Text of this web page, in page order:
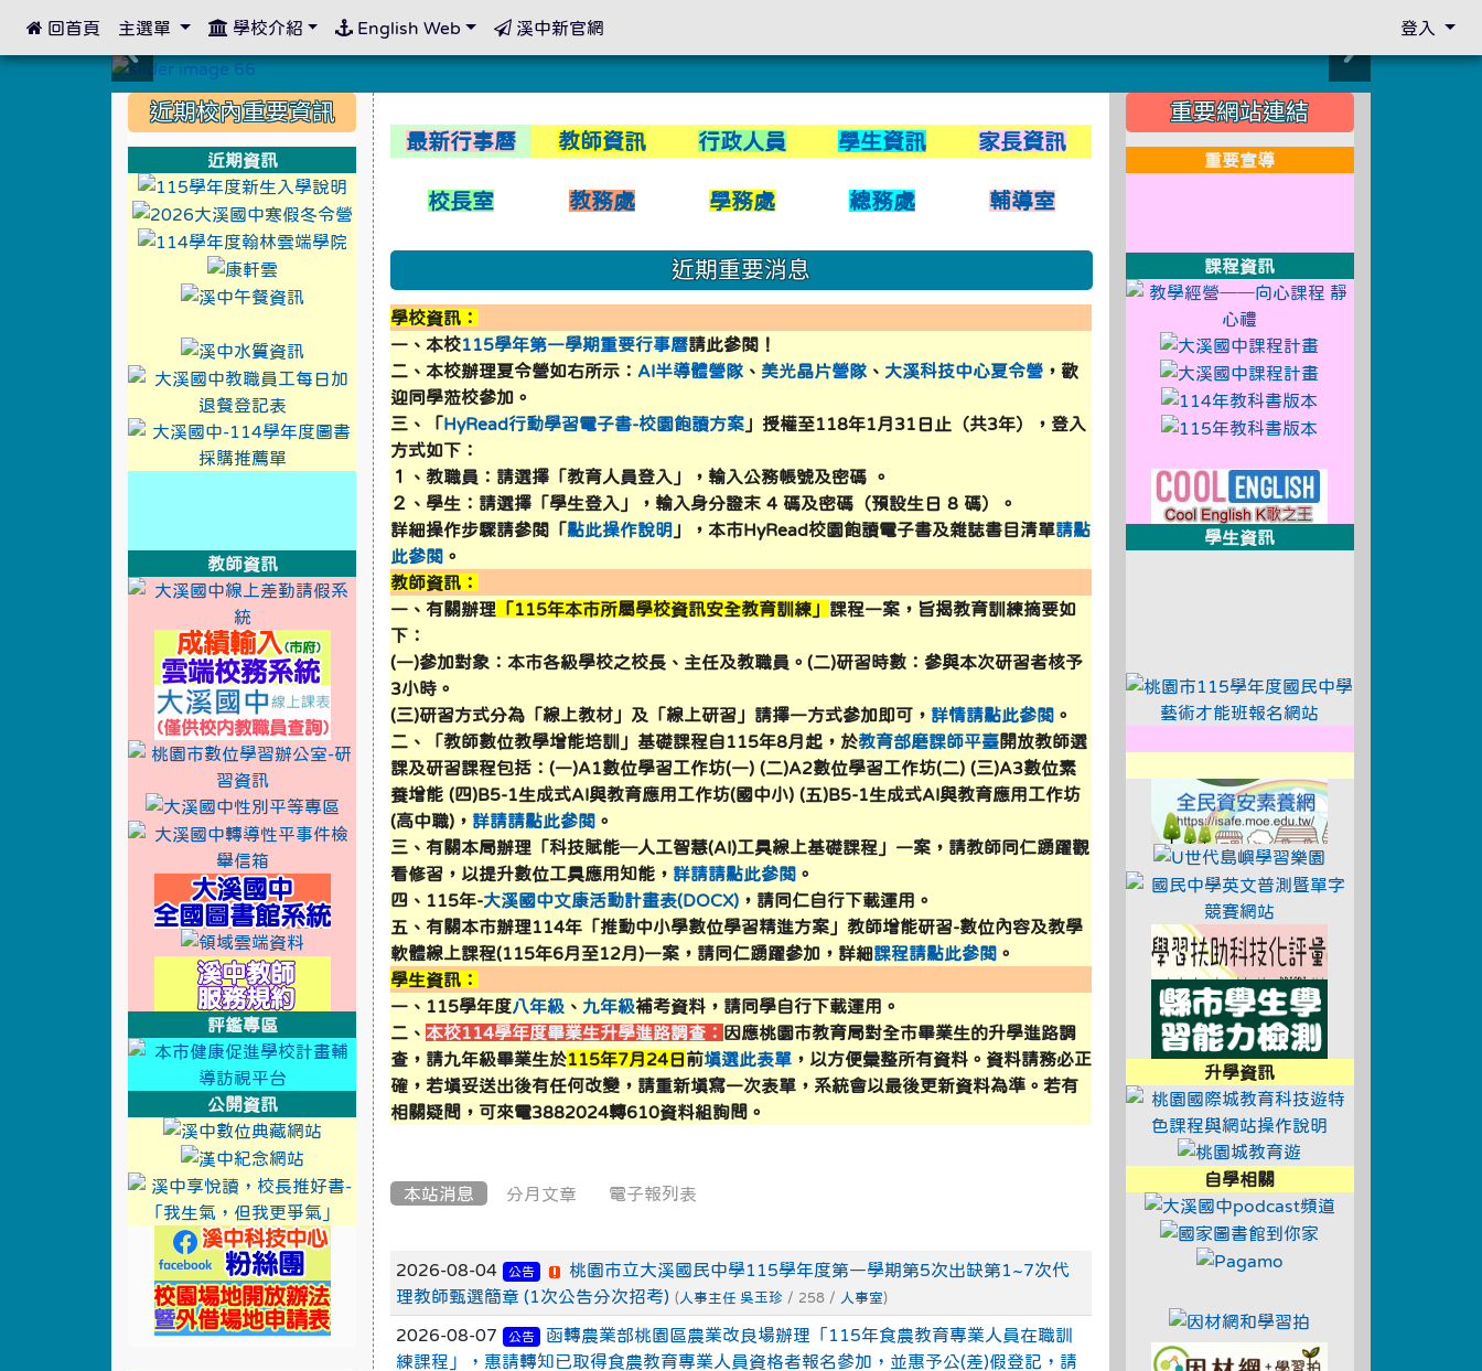
link to https://xwww.dsjh.tyc.edu.tw/uploads/tad_blocks/image/1140918.jpg \
最新行事曆 教師資訊 行政人員 學生資訊 家長資訊
校長室 教務處 學務處 總務處 輔導室
近期重要消息
學校資訊：
一、本校115學年第一學期重要行事曆請此參閱！
二、本校辦理夏令營如右所示： AI半導體營隊 、 美光晶片營隊 、 大溪科技中心夏令營 ，歡
迎同學蒞校參加。
三、「HyRead行動學習電子書-校園飽讀方案 」授權至118年1月31日止（共3年），登入
方式如下：
１、教職員：請選擇「教育人員登入」，輸入公務帳號及密碼 。
２、學生：請選擇「學生登入」，輸入身分證末 4 碼及密碼（預設生日 8 碼）。
詳細操作步驟請參閱「點此操作說明 」，本市HyRead校園飽讀電子書及雜誌書目清單請點
此參閱 。
教師資訊：
一、有關辦理 「115年本市所屬學校資訊安全教育訓練」 課程一案，旨揭教育訓練摘要如
下：
(一)參加對象：本市各級學校之校長、主任及教職員。(二)研習時數：參與本次研習者核予
3小時。
(三)研習方式分為「線上教材」及「線上研習」請擇一方式參加即可， 詳情請點此參閱 。
二、「教師數位教學增能培訓」基礎課程自115年8月起，於教育部磨課師平臺開放教師選
課及研習課程包括：(一)A1數位學習工作坊(一) (二)A2數位學習工作坊(二) (三)A3數位素
養增能 (四)B5-1生成式AI與教育應用工作坊(國中小) (五)B5-1生成式AI與教育應用工作坊
(高中職) ， 詳請請點此參閱 。
三、有關本局辦理「科技賦能─人工智慧(AI)工具線上基礎課程」一案，請教師同仁踴躍觀
看修習，以提升數位工具應用知能， 詳請請點此參閱 。
四、115年-大溪國中文康活動計畫表(DOCX) ，請同仁自行下載運用。
五、有關本市辦理114年「推動中小學數位學習精進方案」教師增能研習-數位內容及教學
軟體線上課程(115年6月至12月)一案，請同仁踴躍參加，詳細課程請點此參閱 。
學生資訊：
一、115學年度八年級 、 九年級補考資料，請同學自行下載運用。
二、 本校114學年度畢業生升學進路調查： 因應桃園市教育局對全市畢業生的升學進路調
查，請九年級畢業生於115年7月24日前填選此表單 ，以方便彙整所有資料。資料請務必正
確，若填妥送出後有任何改變，請重新填寫一次表單，系統會以最後更新資料為準。若有
相關疑問，可來電3882024轉610資料組詢問。
本站消息 分月文章 電子報列表
文章列表
2026-08-04 公告
桃園市立大溪國民中學115學年度第一學期第5次出缺第1~7次代
理教師甄選簡章 (1次公告分次招考) ( 人事主任 吳玉珍 / 258 / 人事室)
2026-08-07 公告
函轉農業部桃園區農業改良場辦理「115年食農教育專業人員在職訓
練課程」，惠請轉知已取得食農教育專業人員資格者報名參加，並惠予公(差)假登記，請
::: 近期校內重要資訊
近期資訊
link to https://xwww.dsjh.tyc.edu.tw/modules/tadnews/index.php?tag_sn=16 \
link to https://xwww.dsjh.tyc.edu.tw/modules/tadnews/index.php?tag_sn=13 \
link to https://xwww.dsjh.tyc.edu.tw/modules/tadnews/index.php?tag_sn=13 \
link to https://xwww.dsjh.tyc.edu.tw/modules/tadnews/index.php?tag_sn=13 \
link to http://design3.dsjh.tyc.edu.tw/lunch.asp \
link to https://sweb2.dsjh.tyc.edu.tw/files/121/11212-menu.pdf \
link to https://xwww.dsjh.tyc.edu.tw/uploads/tad_blocks/file/
link to https://sweb2.dsjh.tyc.edu.tw/files/121/11212-menu.pdf \
link to http://design3.dsjh.tyc.edu.tw/lunch.asp \
link to https://sweb2.dsjh.tyc.edu.tw/files/121/11212-menu.pdf \
link to https://xwww.dsjh.tyc.edu.tw/uploads/tad_blocks/image/
link to https://sweb2.dsjh.tyc.edu.tw/files/121/11212-menu.pdf \
link to https://xwww.dsjh.tyc.edu.tw/uploads/tad_blocks/image/
link to https://sweb2.dsjh.tyc.edu.tw/files/121/11212-menu.pdf \
link to https://xwww.dsjh.tyc.edu.tw/uploads/tad_blocks/image/logo/376735100E_1130062901_ATTACH2.pdf \
link to http://design3.dsjh.tyc.edu.tw/lunch.asp \
link to https://sweb2.dsjh.tyc.edu.tw/files/121/11212-menu.pdf \
link to https://xwww.dsjh.tyc.edu.tw/uploads/tad_blocks/image/logo/376735100E_1130062901_ATTACH1.pdf \
link to http://design3.dsjh.tyc.edu.tw/lunch.asp \
link to https://sweb2.dsjh.tyc.edu.tw/files/121/11212-menu.pdf \
link to https://sweb2.dsjh.tyc.edu.tw/files/121/11212-menu.pdf \
link to https://sweb2.dsjh.tyc.edu.tw/subweb/anti-code2/ \
教師資訊
link to http://118.163.163.244/TY_SCHOOL/login.aspx \
link to https://sites.google.com/view/112summer2023/%E9%A6%96%E9%A0%81 \
link to https://forms.gle/Xhu7kSYQiQABe6Yu6 \
link to https://sso.tyc.edu.tw/TYESSO/Login.aspx \
link to http://10.32.244.11/classtablev2 \
link to http://118.163.163.244/TY_SCHOOL/login.aspx \
link to https://sites.google.com/view/112summer2023/%E9%A6%96%E9%A0%81 \
link to https://forms.gle/Xhu7kSYQiQABe6Yu6 \
link to http://118.163.163.244/TY_SCHOOL/login.aspx \
link to https://sites.google.com/view/112summer2023/%E9%A6%96%E9%A0%81 \
link to https://forms.gle/Xhu7kSYQiQABe6Yu6 \
link to http://118.163.163.244/TY_SCHOOL/login.aspx \
link to https://sites.google.com/view/112summer2023/%E9%A6%96%E9%A0%81 \
link to https://forms.gle/Xhu7kSYQiQABe6Yu6 \
link to https://read.moe.edu.tw/034511/library \
link to https://sso.tyc.edu.tw/TYESSO/Login.aspx \
link to https://sweb2.dsjh.tyc.edu.tw/ms2/files/teacher_rule.pdf \
評鑑專區
link to http://design3.dsjh.tyc.edu.tw/lunch.asp \
link to https://sweb2.dsjh.tyc.edu.tw/files/121/11212-menu.pdf \
公開資訊
link to https://coolokey.synology.me/daxi/ \
link to https://sweb2.dsjh.tyc.edu.tw/subweb/anti-code2/ \
link to https://sweb2.dsjh.tyc.edu.tw/subweb/anti-code2/ \
link to https://www.facebook.com/groups/1098214050579362/permalink/1292290434505055/ \
link to https://sweb2.dsjh.tyc.edu.tw/ms2/open.htm \
::: 重要網站連結
重要宣導
課程資訊
學生資訊
link to https://
升學資訊
link to https://
link to https://
自學相關
link to https://
link to https://
link to https://
::: 回首頁 主選單 學校介紹 English Web 溪中新官網 登入